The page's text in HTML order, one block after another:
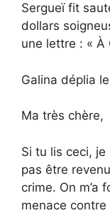
Sergueï fit
dollars
une lettre : « À
Galina déplia
Ma très chère,
Si tu lis ceci,
pas être
crime. On m’a
menace contre